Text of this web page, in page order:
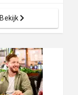
Bekijk